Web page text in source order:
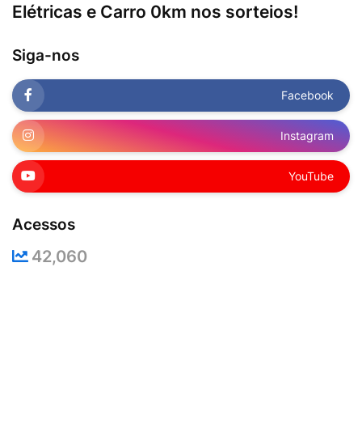
Elétricas e Carro 0km nos sorteios!
Siga-nos
Facebook
Instagram
YouTube
Acessos
42,060